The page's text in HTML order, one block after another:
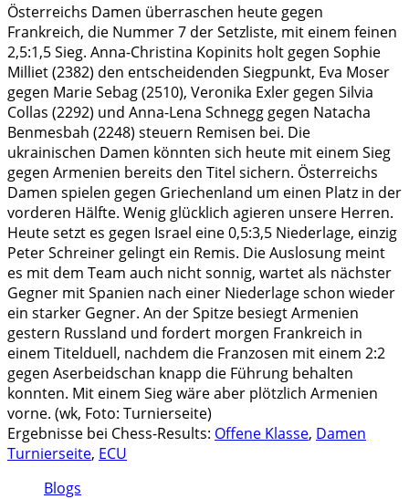
Österreichs Damen überraschen heute gegen
Frankreich, die Nummer 7 der Setzliste, mit einem feinen
2,5:1,5 Sieg. Anna-Christina Kopinits holt gegen Sophie
Milliet (2382) den entscheidenden Siegpunkt, Eva Moser
gegen Marie Sebag (2510), Veronika Exler gegen Silvia
Collas (2292) und Anna-Lena Schnegg gegen Natacha
Benmesbah (2248) steuern Remisen bei. Die
ukrainischen Damen könnten sich heute mit einem Sieg
gegen Armenien bereits den Titel sichern. Österreichs
Damen spielen gegen Griechenland um einen Platz in der
vorderen Hälfte. Wenig glücklich agieren unsere Herren.
Heute setzt es gegen Israel eine 0,5:3,5 Niederlage, einzig
Peter Schreiner gelingt ein Remis. Die Auslosung meint
es mit dem Team auch nicht sonnig, wartet als nächster
Gegner mit Spanien nach einer Niederlage schon wieder
ein starker Gegner. An der Spitze besiegt Armenien
gestern Russland und fordert morgen Frankreich in
einem Titelduell, nachdem die Franzosen mit einem 2:2
gegen Aserbeidschan knapp die Führung behalten
konnten. Mit einem Sieg wäre aber plötzlich Armenien
vorne. (wk, Foto: Turnierseite)
Ergebnisse bei Chess-Results: Offene Klasse, Damen
Turnierseite, ECU
Blogs